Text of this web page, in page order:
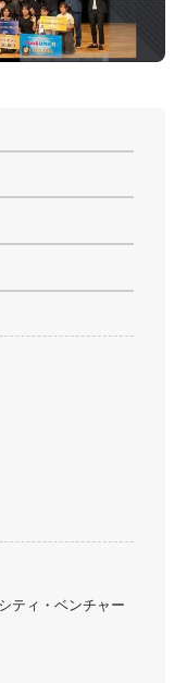
ティ・ベンチャー